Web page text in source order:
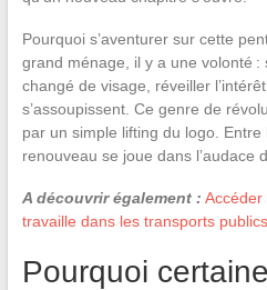
Pourquoi s’aventurer sur cette
grand ménage, il y a une volonté
changé de visage, réveiller
s’assoupissent. Ce genre de
par un simple lifting du logo. Entre
renouveau se joue dans l’audace
A découvrir également : Accéder
travaille dans les transports publics
Pourquoi